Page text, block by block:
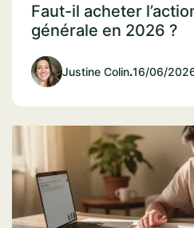
Faut-il acheter
générale en 2026 ?
Justine Colin.16/06/